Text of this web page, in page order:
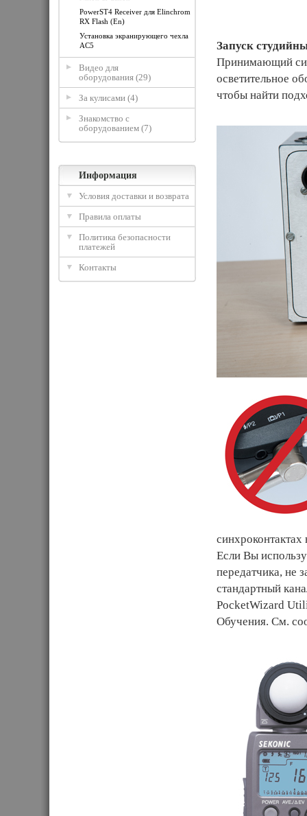
PowerST4 Receiver для Elinchrom
RX Flash (En)
Установка экранирующего чехла
AC5
Видео для
оборудования (29)
За кулисами (4)
Знакомство с
оборудованием (7)
Информация
Условия доставки и возврата
Правила оплаты
Политика безопасности
платежей
Контакты
Запуск
Принимающий
осветительное
чтобы найти
Если Вы
передатчика, не
стандартный
PocketWizard
Обучения. См.